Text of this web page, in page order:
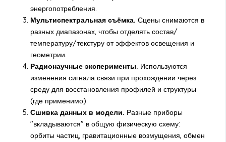
энергопотребления.
Мультиспектральная съёмка. Сцены снимаются в
разных диапазонах, чтобы отделять состав/
температуру/текстуру от эффектов освещения и
геометрии.
Радионаучные эксперименты. Используются
изменения сигнала связи при прохождении через
среду для восстановления профилей и структуры
(где применимо).
Сшивка данных в модели. Разные приборы
"вкладываются" в общую физическую схему:
орбиты частиц, гравитационные возмущения, обмен